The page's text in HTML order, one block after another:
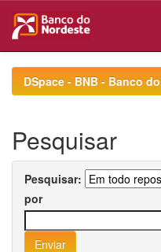
navigationDSpace - BNB - Banco
Pesquisar
Pesquisar:
por